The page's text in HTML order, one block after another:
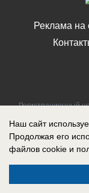
Реклама на
Регистрационный
массовых
Наш сайт
Продолжая его
файлов cookie и